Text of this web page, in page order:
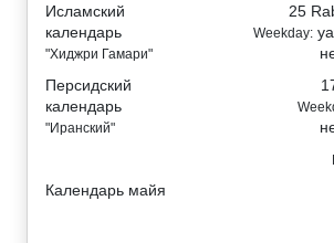
Исламский
календарь
"Хиджри Гамари"
25
Weekday:
Персидский
календарь
"Иранский"
Календарь майя